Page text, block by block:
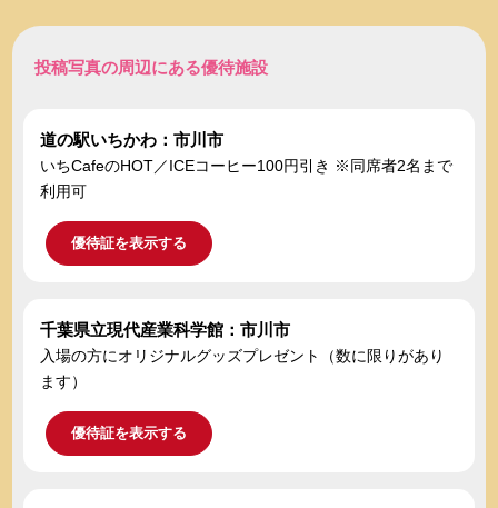
投稿写真の周辺にある優待施設
道の駅いちかわ：市川市
いちCafeのHOT／ICEコーヒー100円引き ※同席者2名まで
利用可
優待証を表示する
千葉県立現代産業科学館：市川市
入場の方にオリジナルグッズプレゼント（数に限りがあり
ます）
優待証を表示する